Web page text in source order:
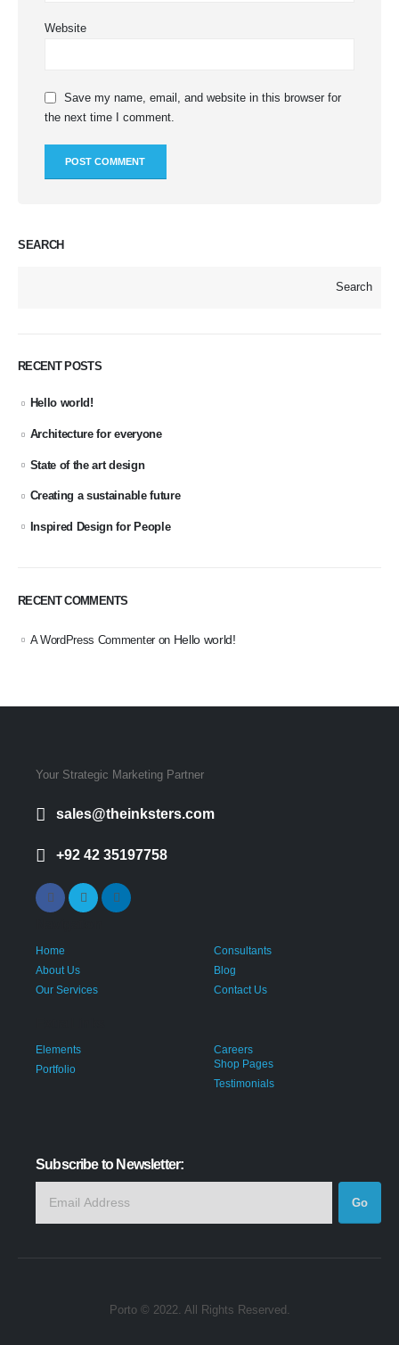
Website
Save my name, email, and website in this browser for
the next time I comment.
SEARCH
Search
RECENT POSTS
Hello world!
Architecture for everyone
State of the art design
Creating a sustainable future
Inspired Design for People
RECENT COMMENTS
A WordPress Commenteron Hello world!
Your Strategic Marketing Partner
sales@theinksters.com
+92 42 35197758
Home
About Us
Our Services
Consultants
Blog
Contact Us
Elements
Portfolio
Careers
Shop Pages
Testimonials
Subscribe to Newsletter:
Porto © 2022. All Rights Reserved.